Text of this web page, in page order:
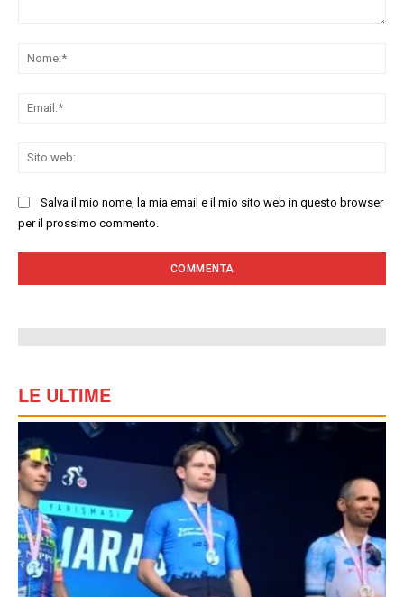
Salva il mio nome, la mia email e il mio sito web in questo browser
per il prossimo commento.
LE ULTIME